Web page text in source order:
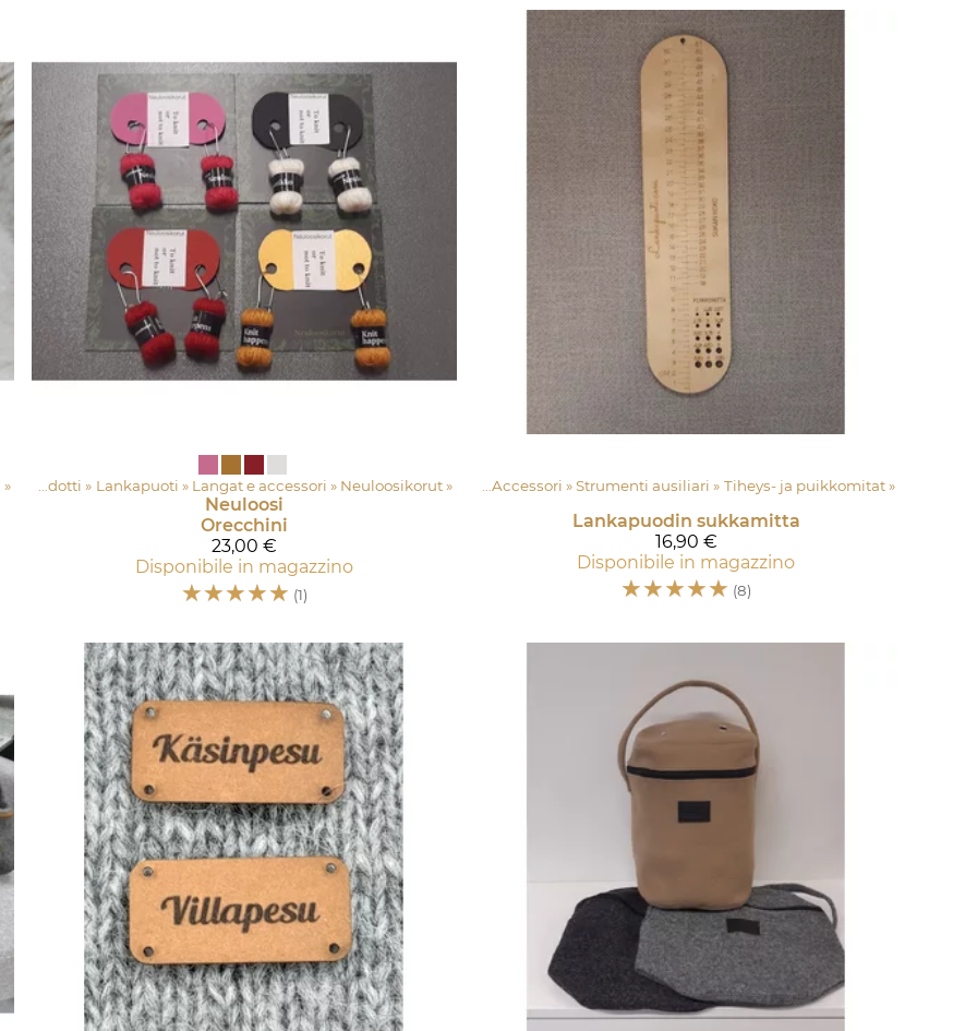
‪» Prodotti ‪» Lankapuoti ‪» Langat e accessori ‪» Neuloosikorut ‪»
Neuloosi
Orecchini
23,00 €
Disponibile in magazzino
☆☆☆☆☆ (1)
Prodotti‪»Lankapuoti ‪» Langat e accessori Accessori ‪» Strumenti ausiliari ‪» Tiheys- ja puikkomitat ‪»
Lankapuodin sukkamitta
16,90 €
Disponibile in magazzino
☆☆☆☆☆ (8)